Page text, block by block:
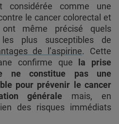
considérée comme une
le cancer colorectal et
ont même précisé quels
plus susceptibles de
de l’aspirine. Cette
confirme que
la prise
ne constitue pas une
pour prévenir le cancer
générale mais, en
des risques immédiats